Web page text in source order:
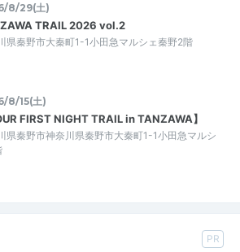
8/29(土)
TRAIL 2026 vol.2
県秦野市大秦町1-1小田急マルシェ秦野2階
8/15(土)
FIRST NIGHT TRAIL in TANZAWA】
県秦野市神奈川県秦野市大秦町1-1小田急マルシ
PR